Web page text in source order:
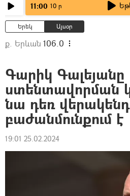
11:00 10 ր
Երեկ Այսօր
ք. Երևան 106.0
Գարիկ Գալեյանը
ստենտավորման
նա դեռ
բաժանմունքում է
19:01 25.02.2024